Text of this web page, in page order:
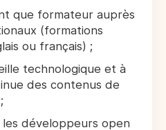
que formateur auprès
(formations
ou français) ;
technologique et à
des contenus de
développeurs open